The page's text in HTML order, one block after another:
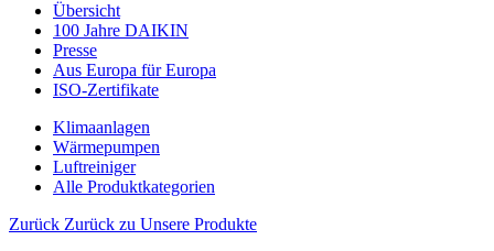
Übersicht
100 Jahre DAIKIN
Presse
Aus Europa für Europa
ISO-Zertifikate
Klimaanlagen
Wärmepumpen
Luftreiniger
Alle Produktkategorien
Zurück Zurück zu Unsere Produkte